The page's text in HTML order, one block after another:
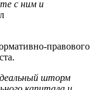
с ним и
правового
шторм